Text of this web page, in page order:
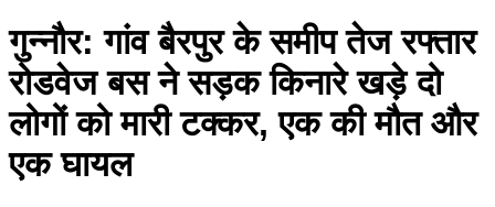
गुन्नौर: गांव बैरपुर के समीप तेज रफ्तार
रोडवेज बस ने सड़क किनारे खड़े दो
लोगों को मारी टक्कर, एक की मौत और
एक घायल